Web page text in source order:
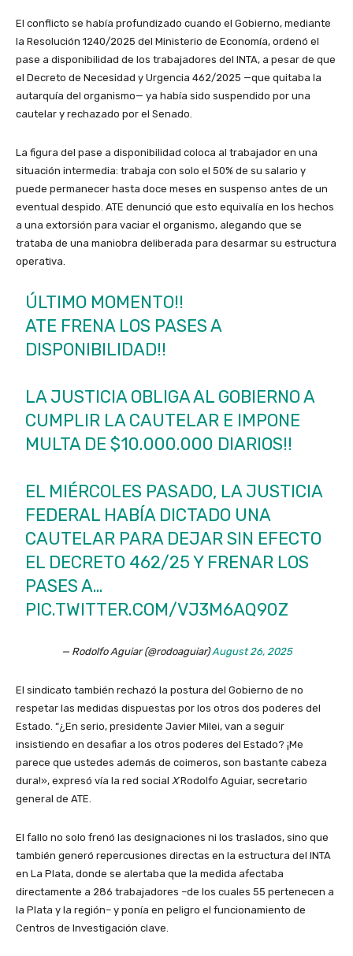
El conflicto se había profundizado cuando el Gobierno, mediante
la Resolución 1240/2025 del Ministerio de Economía, ordenó el
pase a disponibilidad de los trabajadores del INTA, a pesar de que
el Decreto de Necesidad y Urgencia 462/2025 —que quitaba la
autarquía del organismo— ya había sido suspendido por una
cautelar y rechazado por el Senado.
La figura del pase a disponibilidad coloca al trabajador en una
situación intermedia: trabaja con solo el 50% de su salario y
puede permanecer hasta doce meses en suspenso antes de un
eventual despido. ATE denunció que esto equivalía en los hechos
a una extorsión para vaciar el organismo, alegando que se
trataba de una maniobra deliberada para desarmar su estructura
operativa.
ÚLTIMO MOMENTO!!
ATE FRENA LOS PASES A
DISPONIBILIDAD!!
LA JUSTICIA OBLIGA AL GOBIERNO A
CUMPLIR LA CAUTELAR E IMPONE
MULTA DE $10.000.000 DIARIOS!!
EL MIÉRCOLES PASADO, LA JUSTICIA
FEDERAL HABÍA DICTADO UNA
CAUTELAR PARA DEJAR SIN EFECTO
EL DECRETO 462/25 Y FRENAR LOS
PASES A…
PIC.TWITTER.COM/VJ3M6AQ90Z
— Rodolfo Aguiar (@rodoaguiar)August 26, 2025
El sindicato también rechazó la postura del Gobierno de no
respetar las medidas dispuestas por los otros dos poderes del
Estado. “¿En serio, presidente Javier Milei, van a seguir
insistiendo en desafiar a los otros poderes del Estado? ¡Me
parece que ustedes además de coimeros, son bastante cabeza
dura!», expresó vía la red social XRodolfo Aguiar, secretario
general de ATE.
El fallo no solo frenó las designaciones ni los traslados, sino que
también generó repercusiones directas en la estructura del INTA
en La Plata, donde se alertaba que la medida afectaba
directamente a 286 trabajadores –de los cuales 55 pertenecen a
la Plata y la región– y ponía en peligro el funcionamiento de
Centros de Investigación clave.